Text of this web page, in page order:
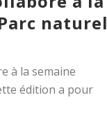
naturel
à la semaine
édition a pour